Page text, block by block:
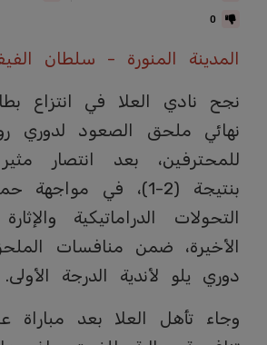
0
المدينة المنورة - سلطان
نجح نادي العلا في انتزاع
نهائي ملحق الصعود لدوري
للمحترفين، بعد انتصار
بنتيجة (2-1)، في
التحولات الدراماتيكية
الأخيرة، ضمن منافسات
دوري يلو لأندية الدرجة الأولى.
وجاء تأهل العلا بعد